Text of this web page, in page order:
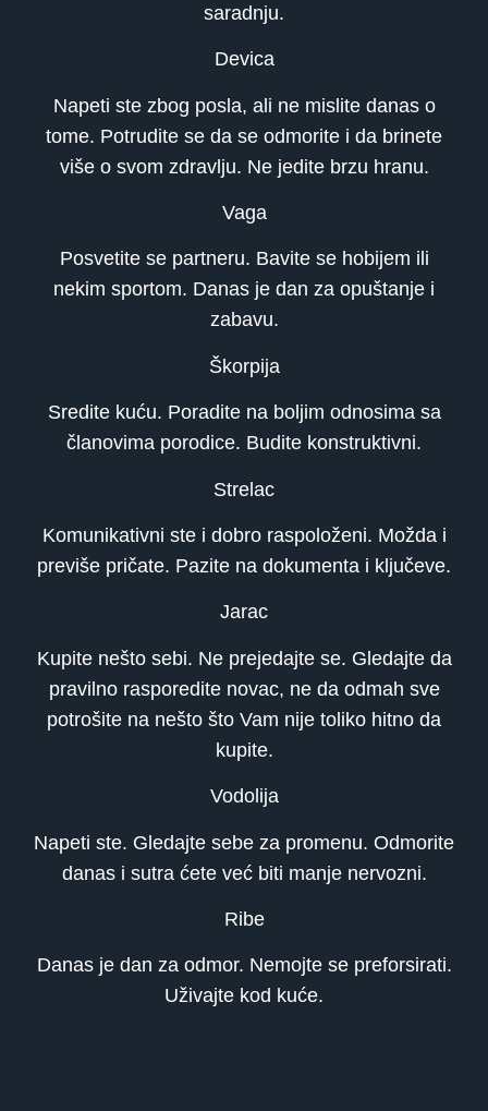
saradnju.
Devica
Napeti ste zbog posla, ali ne mislite danas o
tome. Potrudite se da se odmorite i da brinete
više o svom zdravlju. Ne jedite brzu hranu.
Vaga
Posvetite se partneru. Bavite se hobijem ili
nekim sportom. Danas je dan za opuštanje i
zabavu.
Škorpija
Sredite kuću. Poradite na boljim odnosima sa
članovima porodice. Budite konstruktivni.
Strelac
Komunikativni ste i dobro raspoloženi. Možda i
previše pričate. Pazite na dokumenta i ključeve.
Jarac
Kupite nešto sebi. Ne prejedajte se. Gledajte da
pravilno rasporedite novac, ne da odmah sve
potrošite na nešto što Vam nije toliko hitno da
kupite.
Vodolija
Napeti ste. Gledajte sebe za promenu. Odmorite
danas i sutra ćete već biti manje nervozni.
Ribe
Danas je dan za odmor. Nemojte se preforsirati.
Uživajte kod kuće.